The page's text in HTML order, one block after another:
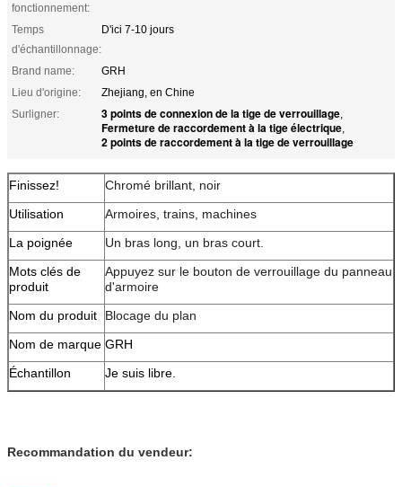
fonctionnement:
Temps
d'échantillonnage:
D'ici 7-10 jours
Brand name:
GRH
Lieu d'origine:
Zhejiang, en Chine
Surligner:
3 points de connexion de la tige de verrouillage,
Fermeture de raccordement à la tige électrique,
2 points de raccordement à la tige de verrouillage
Finissez!
Chromé brillant, noir
Utilisation
Armoires, trains, machines
La poignée
Un bras long, un bras court.
Mots clés de
produit
Appuyez sur le bouton de verrouillage du panneau
d'armoire
Nom du produit
Blocage du plan
Nom de marque GRH
Échantillon
Je suis libre.
Recommandation du vendeur: